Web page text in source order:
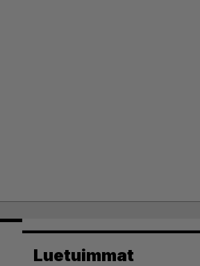
Luetuimmat